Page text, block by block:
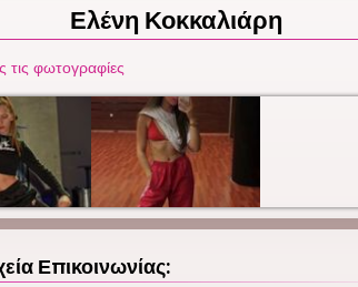
Ελένη Κοκκαλιάρη
τις φωτογραφίες
Επικοινωνίας: